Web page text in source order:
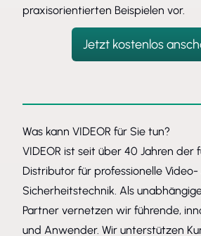
praxisorientierten Beispielen vor.
Jetzt kostenlos
Was kann VIDEOR für Sie tun?
VIDEOR ist seit über 40 Jahren der
Distributor für professionelle Video-
Sicherheitstechnik. Als
Partner vernetzen wir führende,
und Anwender. Wir unterstützen